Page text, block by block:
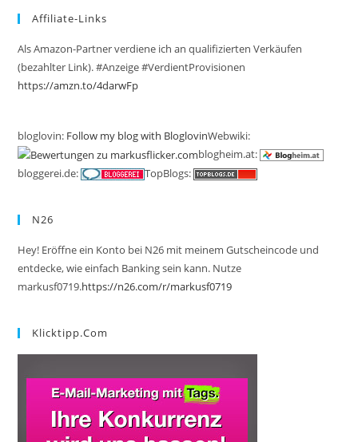
Affiliate-Links
Als Amazon-Partner verdiene ich an qualifizierten Verkäufen
(bezahlter Link). #Anzeige #VerdientProvisionen
https://amzn.to/4darwFp
bloglovin: Follow my blog with BloglovinWebwiki:
blogheim.at:
bloggerei.de:
TopBlogs:
N26
Hey! Eröffne ein Konto bei N26 mit meinem Gutscheincode und
entdecke, wie einfach Banking sein kann. Nutze
markusf0719.https://n26.com/r/markusf0719
Klicktipp.com